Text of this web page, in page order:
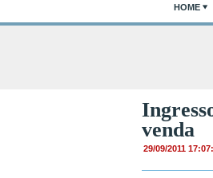
HOME
venda
29/09/2011